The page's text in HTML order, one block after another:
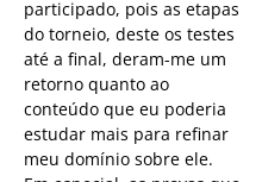
participado, pois as etapas
do torneio, deste os testes
até a final, deram-me um
retorno quanto ao
conteúdo que eu poderia
estudar mais para refinar
meu domínio sobre ele.